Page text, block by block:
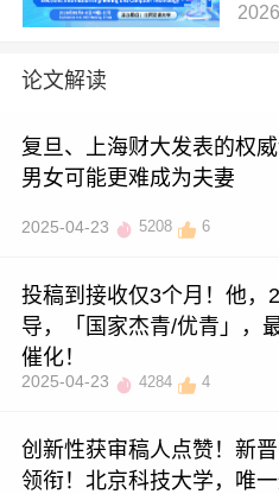
论文解读
复旦、上海财大发表的权
男女可能更难成为夫妻
2025-04-23 5208 6
投稿到接收仅3个月！他，
导，「国家杰青/优青」，
催化！
2025-04-23 4284 4
创新性获审稿人点赞！新
领衔！北京科技大学，唯